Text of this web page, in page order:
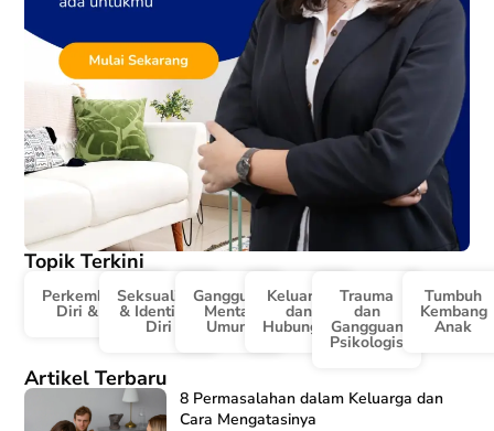
Topik Terkini
Perkembangan
Diri & Karir
Seksualitas
& Identitas
Diri
Gangguan
Mental
Umum
Keluarga
dan
Hubungan
Trauma
dan
Gangguan
Psikologis
Tumbuh
Kembang
Anak
Artikel Terbaru
8 Permasalahan dalam Keluarga dan
Cara Mengatasinya